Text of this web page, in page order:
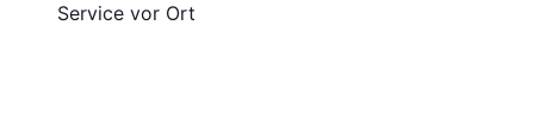
Service vor Ort